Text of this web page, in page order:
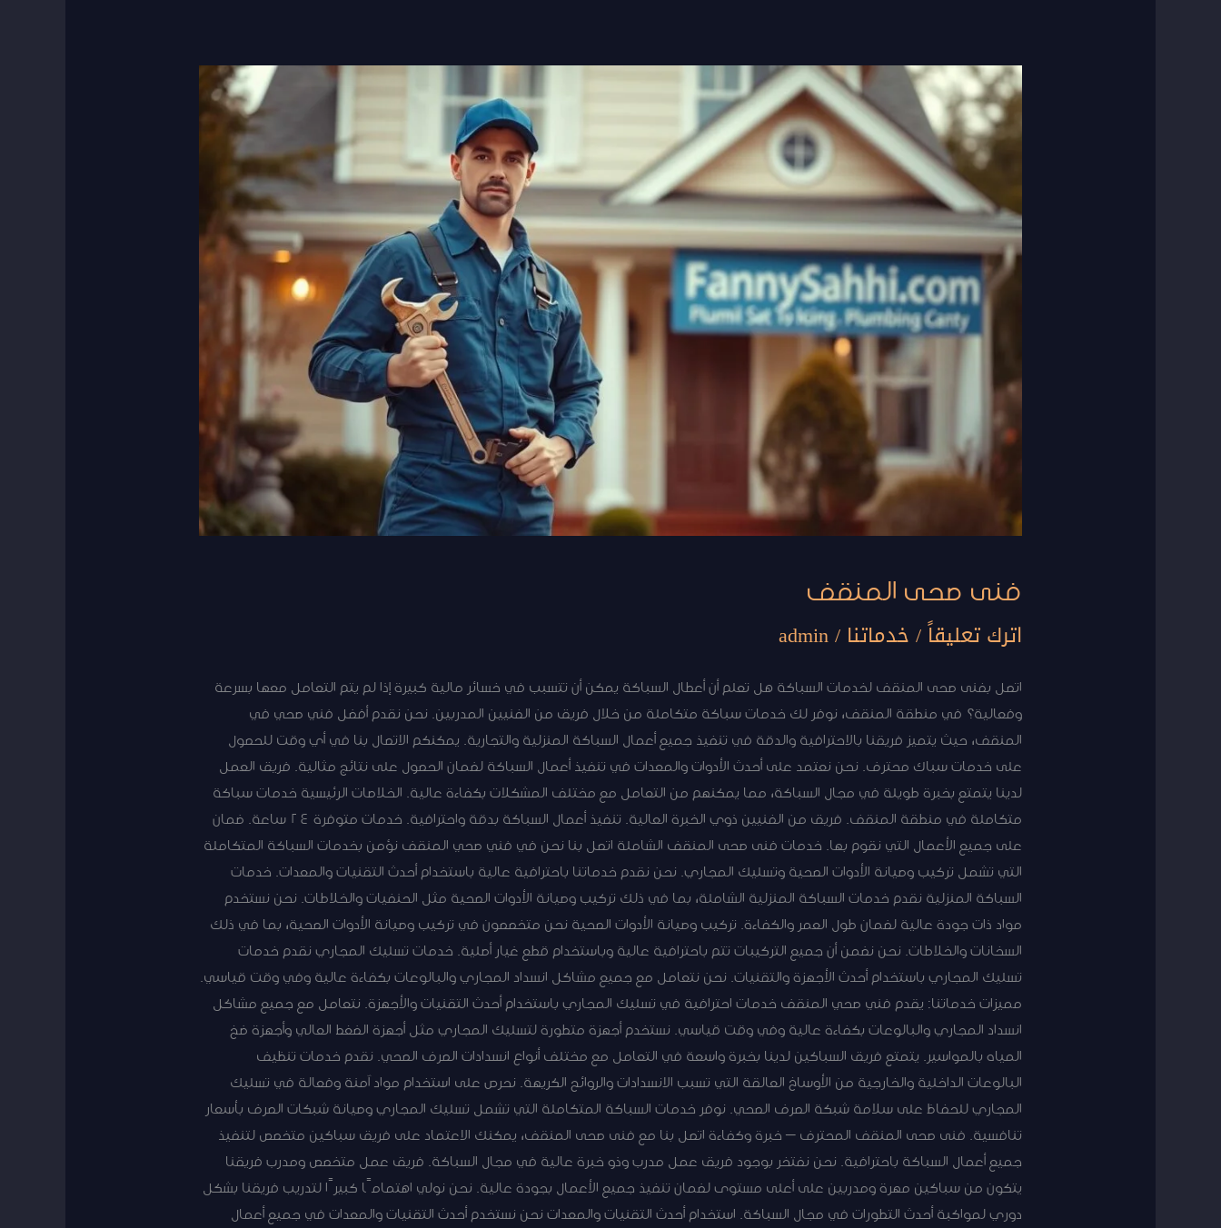
فنى صحى المنقف
اترك تعليقاً/خدماتنا /
admin
اتصل بفنى صحى المنقف لخدمات السباكة هل تعلم أن أعطال السباكة يمكن أن تتسبب في خسائر مالية كبيرة إذا لم يتم التعامل معها بسرعة
وفعالية؟ في منطقة المنقف، نوفر لك خدمات سباكة متكاملة من خلال فريق من الفنيين المدربين. نحن نقدم أفضل فني صحي في
المنقف، حيث يتميز فريقنا بالاحترافية والدقة في تنفيذ جميع أعمال السباكة المنزلية والتجارية. يمكنكم الاتصال بنا في أي وقت للحصول
على خدمات سباك محترف. نحن نعتمد على أحدث الأدوات والمعدات في تنفيذ أعمال السباكة لضمان الحصول على نتائج مثالية. فريق العمل
لدينا يتمتع بخبرة طويلة في مجال السباكة، مما يمكنهم من التعامل مع مختلف المشكلات بكفاءة عالية. الخلاصات الرئيسية خدمات سباكة
متكاملة في منطقة المنقف. فريق من الفنيين ذوي الخبرة العالية. تنفيذ أعمال السباكة بدقة واحترافية. خدمات متوفرة 24 ساعة. ضمان
على جميع الأعمال التي نقوم بها. خدمات فنى صحى المنقف الشاملة اتصل بنا نحن في فني صحي المنقف نؤمن بخدمات السباكة المتكاملة
التي تشمل تركيب وصيانة الأدوات الصحية وتسليك المجاري. نحن نقدم خدماتنا باحترافية عالية باستخدام أحدث التقنيات والمعدات. خدمات
السباكة المنزلية نقدم خدمات السباكة المنزلية الشاملة، بما في ذلك تركيب وصيانة الأدوات الصحية مثل الحنفيات والخلاطات. نحن نستخدم
مواد ذات جودة عالية لضمان طول العمر والكفاءة. تركيب وصيانة الأدوات الصحية نحن متخصصون في تركيب وصيانة الأدوات الصحية، بما في ذلك
السخانات والخلاطات. نحن نضمن أن جميع التركيبات تتم باحترافية عالية وباستخدام قطع غيار أصلية. خدمات تسليك المجاري نقدم خدمات
تسليك المجاري باستخدام أحدث الأجهزة والتقنيات. نحن نتعامل مع جميع مشاكل انسداد المجاري والبالوعات بكفاءة عالية وفي وقت قياسي.
مميزات خدماتنا: يقدم فني صحي المنقف خدمات احترافية في تسليك المجاري باستخدام أحدث التقنيات والأجهزة. نتعامل مع جميع مشاكل
انسداد المجاري والبالوعات بكفاءة عالية وفي وقت قياسي. نستخدم أجهزة متطورة لتسليك المجاري مثل أجهزة الضغط العالي وأجهزة ضخ
المياه بالمواسير. يتمتع فريق السباكين لدينا بخبرة واسعة في التعامل مع مختلف أنواع انسدادات الصرف الصحي. نقدم خدمات تنظيف
البالوعات الداخلية والخارجية من الأوساخ العالقة التي تسبب الانسدادات والروائح الكريهة. نحرص على استخدام مواد آمنة وفعالة في تسليك
المجاري للحفاظ على سلامة شبكة الصرف الصحي. نوفر خدمات السباكة المتكاملة التي تشمل تسليك المجاري وصيانة شبكات الصرف بأسعار
تنافسية. فنى صحى المنقف المحترف – خبرة وكفاءة اتصل بنا مع فنى صحى المنقف، يمكنك الاعتماد على فريق سباكين متخصص لتنفيذ
جميع أعمال السباكة باحترافية. نحن نفتخر بوجود فريق عمل مدرب وذو خبرة عالية في مجال السباكة. فريق عمل متخصص ومدرب فريقنا
يتكون من سباكين مهرة ومدربين على أعلى مستوى لضمان تنفيذ جميع الأعمال بجودة عالية. نحن نولي اهتمامًا كبيرًا لتدريب فريقنا بشكل
دوري لمواكبة أحدث التطورات في مجال السباكة. استخدام أحدث التقنيات والمعدات نحن نستخدم أحدث التقنيات والمعدات في جميع أعمال
فنى
صحى
المنقف